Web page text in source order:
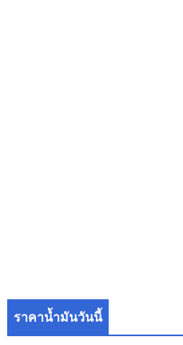
ราคาน้ำมันวันนี้